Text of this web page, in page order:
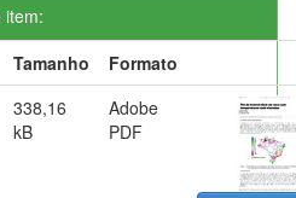
item:
Tamanho
Formato
338,16
kB
Adobe
PDF